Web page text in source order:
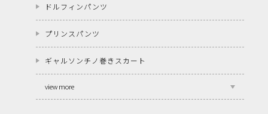
ドルフィンパンツ
プリンスパンツ
ギャルソンチノ巻きスカート
view more